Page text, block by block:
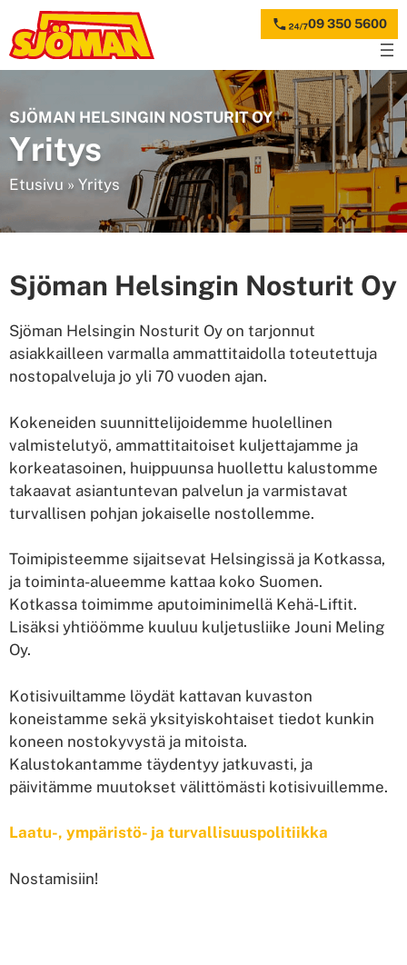
sisältöön
09 350 5600
SJÖMAN HELSINGIN NOSTURIT OY
Yritys
Etusivu » Yritys
Sjöman Helsingin Nosturit Oy
Sjöman Helsingin Nosturit Oy on tarjonnut
asiakkailleen varmalla ammattitaidolla toteutettuja
nostopalveluja jo yli 70 vuoden ajan.
Kokeneiden suunnittelijoidemme huolellinen
valmistelutyö, ammattitaitoiset kuljettajamme ja
korkeatasoinen, huippuunsa huollettu kalustomme
takaavat asiantuntevan palvelun ja varmistavat
turvallisen pohjan jokaiselle nostollemme.
Toimipisteemme sijaitsevat Helsingissä ja Kotkassa,
ja toiminta-alueemme kattaa koko Suomen.
Kotkassa toimimme aputoiminimellä Kehä-Liftit.
Lisäksi yhtiöömme kuuluu kuljetusliike Jouni Meling
Oy.
Kotisivuiltamme löydät kattavan kuvaston
koneistamme sekä yksityiskohtaiset tiedot kunkin
koneen nostokyvystä ja mitoista.
Kalustokantamme täydentyy jatkuvasti, ja
päivitämme muutokset välittömästi kotisivuillemme.
Laatu-, ympäristö- ja turvallisuuspolitiikka
Nostamisiin!